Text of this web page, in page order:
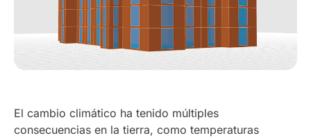
El cambio climático ha tenido múltiples
consecuencias en la tierra, como temperaturas